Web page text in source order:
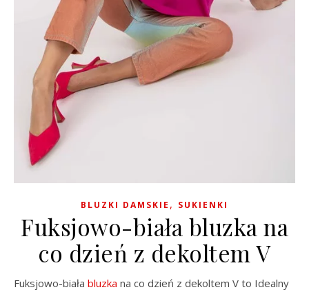
BLUZKI DAMSKIE , SUKIENKI
Fuksjowo-biała bluzka na
co dzień z dekoltem V
Fuksjowo-biała bluzka na co dzień z dekoltem V to Idealny